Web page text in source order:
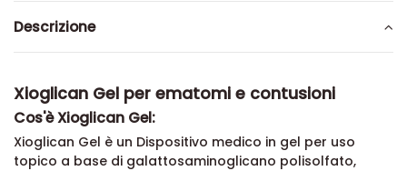
Descrizione
Xioglican Gel per ematomi e contusioni
Cos'è Xioglican Gel:
Xioglican Gel è un Dispositivo medico in gel per uso
topico a base di galattosaminoglicano polisolfato,